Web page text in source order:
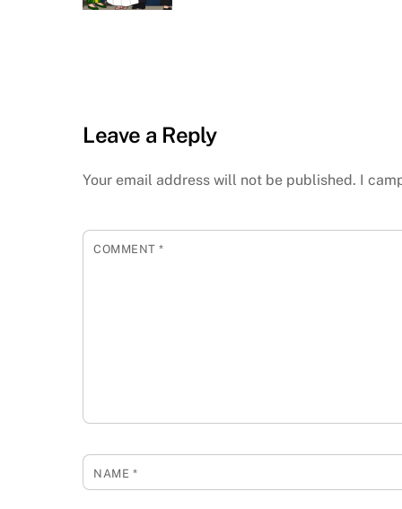
Leave a Reply
Your email address will not be published. I
COMMENT*
NAME *